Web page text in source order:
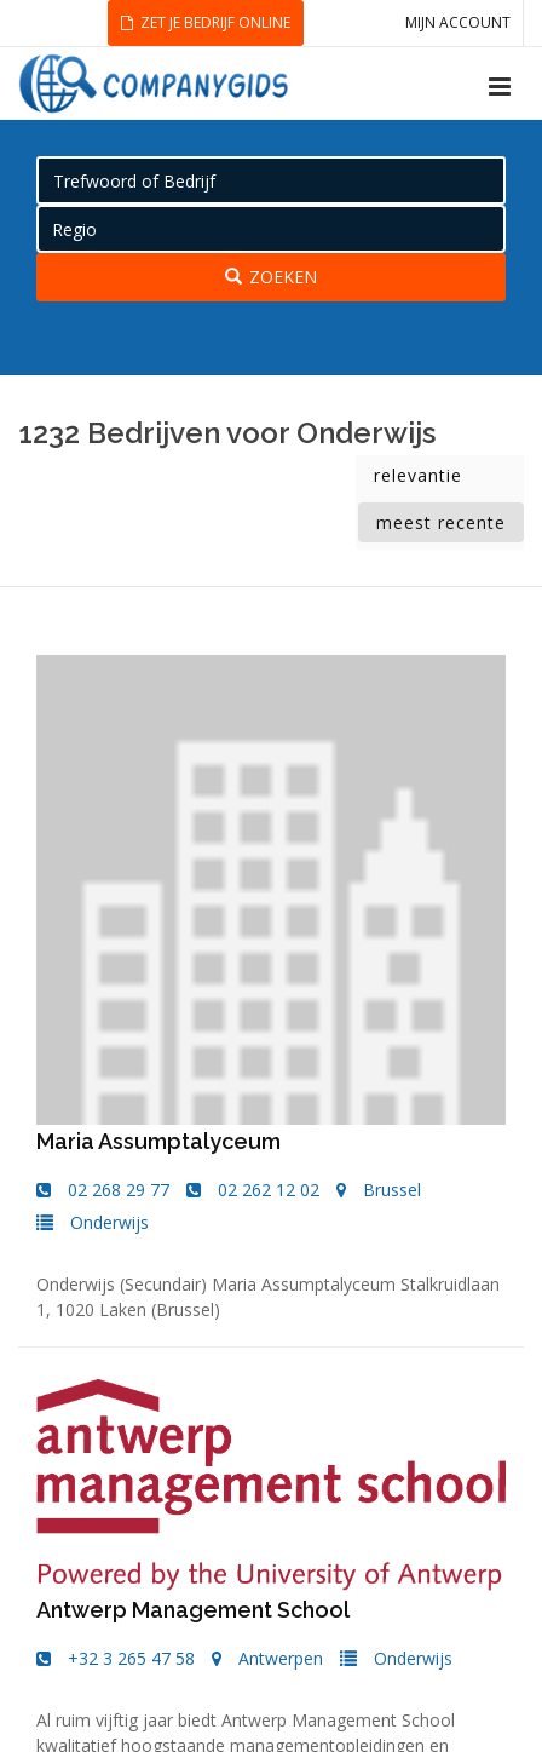
MIJN ACCOUNT
ZET JE BEDRIJF ONLINE
ZOEKEN
1232 Bedrijven voor Onderwijs
relevantie
meest recente
Maria Assumptalyceum
02 268 29 77 02 262 12 02
Brussel
Onderwijs
Onderwijs (Secundair) Maria Assumptalyceum Stalkruidlaan
1, 1020 Laken (Brussel)
Antwerp Management School
+32 3 265 47 58 Antwerpen Onderwijs
Al ruim vijftig jaar biedt Antwerp Management School
kwalitatief hoogstaande managementopleidingen en